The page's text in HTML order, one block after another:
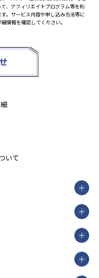
、アフィリエイトプログラム等を利
。サービス内容や申し込み方法等に
情報を確認してください。
いて
茨城県